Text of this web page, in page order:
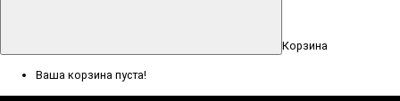
Корзина
Ваша корзина пуста!